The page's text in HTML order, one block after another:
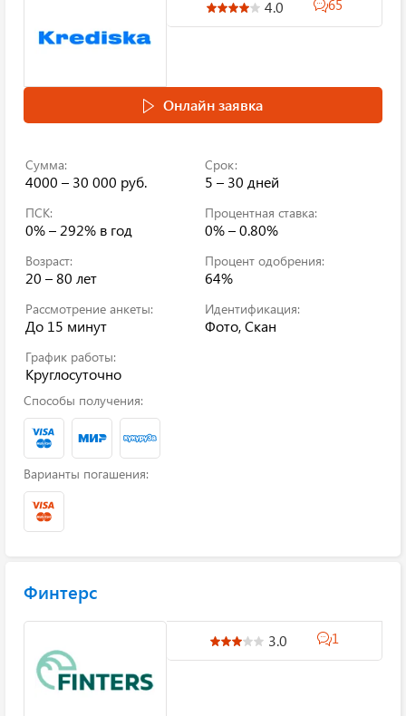
4.0 65
Онлайн заявка
Сумма:
4000 – 30 000 руб.
Срок:
5 – 30 дней
ПСК:
0% – 292% в год
Процентная ставка:
0% – 0.80%
Возраст:
20 – 80 лет
Процент одобрения:
64%
Рассмотрение анкеты:
До 15 минут
Идентификация:
Фото, Скан
График работы:
Круглосуточно
Способы получения:
Варианты погашения:
Финтерс
3.0 1